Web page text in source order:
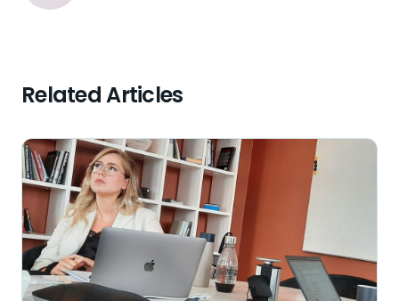
Related Articles